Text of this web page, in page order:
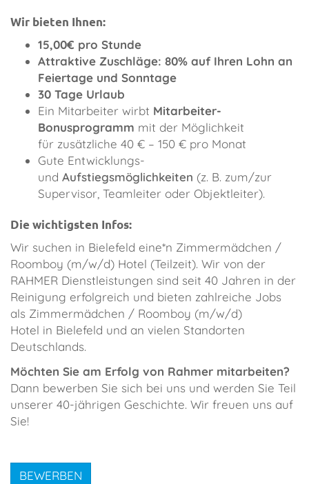
Wir bieten Ihnen:
15,00€ pro Stunde
Attraktive Zuschläge: 80% auf Ihren Lohn an
Feiertage und Sonntage
30 Tage Urlaub
Ein Mitarbeiter wirbt Mitarbeiter-
Bonusprogramm mit der Möglichkeit
für zusätzliche 40 € – 150 € pro Monat
Gute Entwicklungs-
und Aufstiegsmöglichkeiten (z. B. zum/zur
Supervisor, Teamleiter oder Objektleiter).
Die wichtigsten Infos:
​Wir suchen in Bielefeld eine*n Zimmermädchen /
Roomboy (m/w/d) Hotel (Teilzeit). Wir von der
RAHMER Dienstleistungen sind seit 40 Jahren in der
Reinigung erfolgreich und bieten zahlreiche Jobs
als Zimmermädchen / Roomboy (m/w/d)
Hotel in Bielefeld und an vielen Standorten
Deutschlands.
Möchten Sie am Erfolg von Rahmer mitarbeiten?
Dann bewerben Sie sich bei uns und werden Sie Teil
unserer 40-jährigen Geschichte. Wir freuen uns auf
Sie!
BEWERBEN